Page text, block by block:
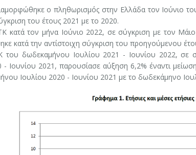
(ΥΜΣ)
Γ.Ε.ΜΗ
Εταιρεία (Ι.Κ.Ε.).
ΜΑΚΕΔΟΝΙΑΣ
ΙΣΤΟΣΕΛΙΔΑΣ ΓΙΑ ΤΑ ΜΕΛΗ ΤΟΥ ΕΒΕ ΚΟΖΑΝΗΣ
ΑΠΟΣΤΟΛΕΣ
ΣΤΟΝ ΝΟΜΟ
ο πληθωρισμός στην Ελλάδα τον Ιούνιο
του έτους 2021 με το 2020.
κατά τον μήνα Ιούνιο 2022, σε σύγκριση με τον
κατά την αντίστοιχη σύγκριση του προηγούμενου
δωδεκαμήνου Ιουλίου 2021 - Ιουνίου 2022, σε
- Ιουνίου 2021, παρουσίασε αύξηση 6,2% έναντι
Ιουλίου 2020 - Ιουνίου 2021 με το δωδεκάμηνο